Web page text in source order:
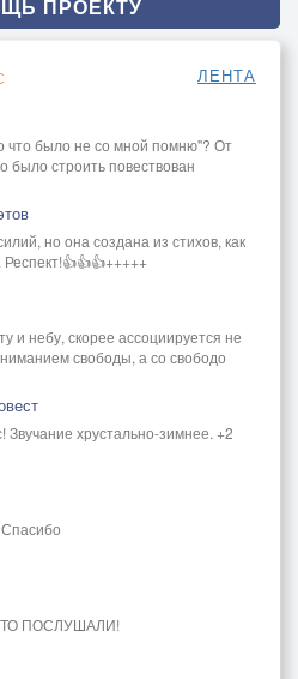
тело сбросил в обрыв.
и отец,
родного гнезда,
на помощь туда.
змею победил,
же много в нем сил,
в гнездо принесла,
лето ждала.
ПРОЕКТУ
ЛЕНТА
что было не со мной помню"? От
было строить повествован
но она создана из стихов, как
и небу, скорее ассоциируется не
свободы, а со свободо
хрустально-зимнее. +2
ПОСЛУШАЛИ!